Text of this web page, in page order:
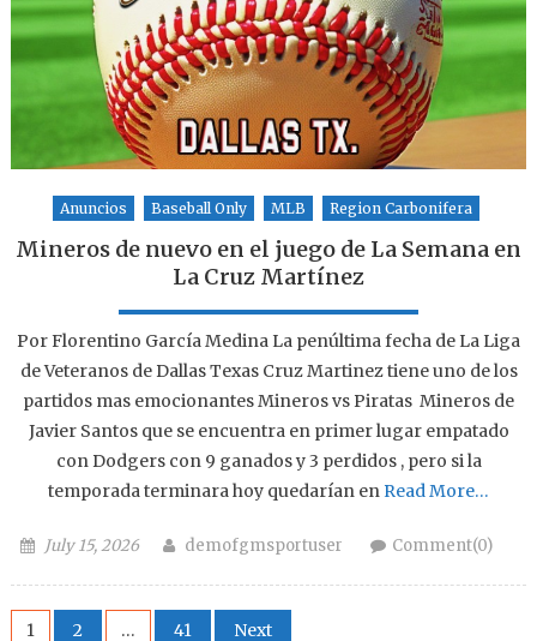
Anuncios Baseball Only MLB Region Carbonifera
Mineros de nuevo en el juego de La Semana en
La Cruz Martínez
Por Florentino García Medina La penúltima fecha de La Liga
de Veteranos de Dallas Texas Cruz Martinez tiene uno de los
partidos mas emocionantes Mineros vs Piratas Mineros de
Javier Santos que se encuentra en primer lugar empatado
con Dodgers con 9 ganados y 3 perdidos , pero si la
temporada terminara hoy quedarían en Read More…
Posted on
July 15, 2026 Author
demofgmsportuser Comment(0)
1 2 … 41 Next